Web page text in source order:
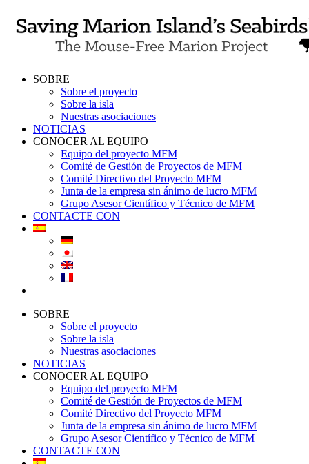
content
SOBRE
Sobre el proyecto
Sobre la isla
Nuestras asociaciones
NOTICIAS
CONOCER AL EQUIPO
Equipo del proyecto MFM
Comité de Gestión de Proyectos de MFM
Comité Directivo del Proyecto MFM
Junta de la empresa sin ánimo de lucro MFM
Grupo Asesor Científico y Técnico de MFM
CONTACTE CON
SOBRE
Sobre el proyecto
Sobre la isla
Nuestras asociaciones
NOTICIAS
CONOCER AL EQUIPO
Equipo del proyecto MFM
Comité de Gestión de Proyectos de MFM
Comité Directivo del Proyecto MFM
Junta de la empresa sin ánimo de lucro MFM
Grupo Asesor Científico y Técnico de MFM
CONTACTE CON